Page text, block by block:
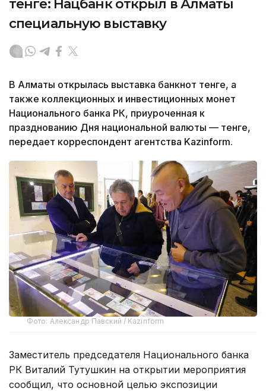
тенге: Нацбанк открыл в Алматы
специальную выставку
В Алматы открылась выставка банкнот тенге, а
также коллекционных и инвестиционных монет
Национального банка РК, приуроченная к
празднованию Дня национальной валюты — тенге,
передает корреспондент агентства Kazinform.
Фото: Александр Павский / Kazinform
Заместитель председателя Национального банка
РК Виталий Тутушкин на открытии мероприятия
сообщил, что основной целью экспозиции